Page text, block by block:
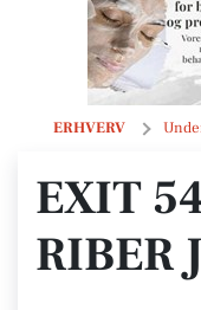
ERHVERV
Exit 54 v/ Kim
EXIT
RIBER